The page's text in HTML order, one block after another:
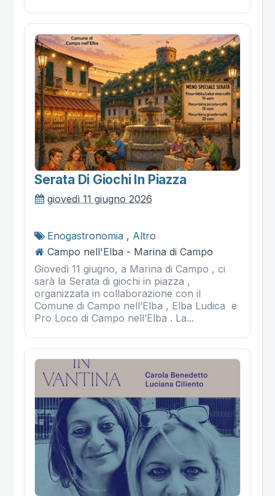
Serata Di Giochi In Piazza
giovedì 11 giugno 2026
Enogastronomia , Altro
Campo nell'Elba - Marina di Campo
Giovedì 11 giugno, a Marina di Campo , ci
sarà la Serata di giochi in piazza ,
organizzata in collaborazione con il
Comune di Campo nell’Elba , Elba Ludica e
Pro Loco di Campo nell’Elba . La...